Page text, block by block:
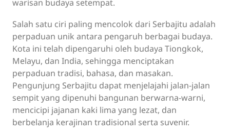
warisan budaya setempat.
Salah satu ciri paling mencolok dari Serbajitu adalah
perpaduan unik antara pengaruh berbagai budaya.
Kota ini telah dipengaruhi oleh budaya Tiongkok,
Melayu, dan India, sehingga menciptakan
perpaduan tradisi, bahasa, dan masakan.
Pengunjung Serbajitu dapat menjelajahi jalan-jalan
sempit yang dipenuhi bangunan berwarna-warni,
mencicipi jajanan kaki lima yang lezat, dan
berbelanja kerajinan tradisional serta suvenir.